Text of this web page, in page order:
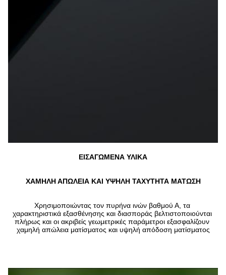
ΕΙΣΑΓΩΜΕΝΑ ΥΛΙΚΑ
ΧΑΜΗΛΗ ΑΠΩΛΕΙΑ ΚΑΙ ΥΨΗΛΗ ΤΑΧΥΤΗΤΑ ΜΑΤΩΣΗ
Χρησιμοποιώντας τον πυρήνα ινών βαθμού Α, τα
χαρακτηριστικά εξασθένησης και διασποράς βελτιστοποιούνται
πλήρως και οι ακριβείς γεωμετρικές παράμετροι εξασφαλίζουν
χαμηλή απώλεια ματίσματος και υψηλή απόδοση ματίσματος